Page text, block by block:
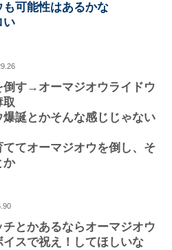
可能性はあるかな
い
倒す→オーマジオウライドウ
取
誕とかそんな感じじゃない
てオーマジオウを倒し、そ
か
とかあるならオーマジオウ
スで祝え！してほしいな